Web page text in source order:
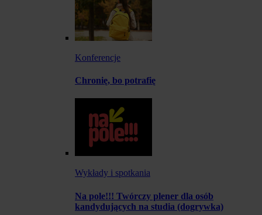
Konferencje
Chronię, bo potrafię
Wykłady i spotkania
Na pole!!! Twórczy plener dla osób
kandydujących na studia (dogrywka)